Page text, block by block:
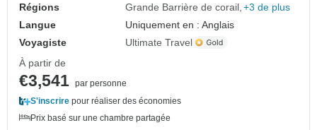
Régions
Grande Barrière de corail +3 de plus
Langue
Uniquement en : Anglais
Voyagiste
Ultimate Travel
À partir de
€3,541 par personne
S'inscrire pour réaliser des économies
Prix basé sur une chambre partagée